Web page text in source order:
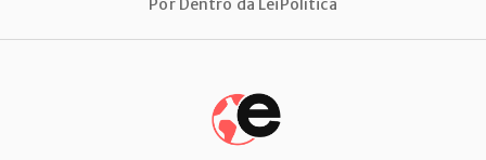
Por Dentro da Lei Política